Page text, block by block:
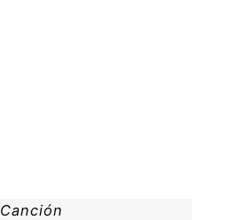
Canción